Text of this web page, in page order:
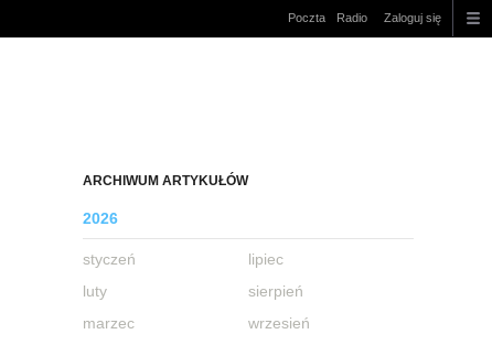
Poczta Radio Zaloguj się
ARCHIWUM ARTYKUŁÓW
2026
styczeń
luty
marzec
lipiec
sierpień
wrzesień